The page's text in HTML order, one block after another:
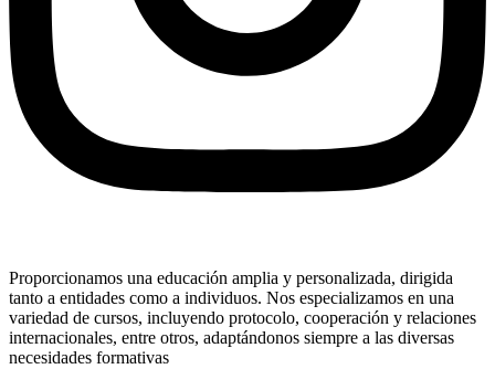
Proporcionamos una educación amplia y personalizada, dirigida
tanto a entidades como a individuos. Nos especializamos en una
variedad de cursos, incluyendo protocolo, cooperación y relaciones
internacionales, entre otros, adaptándonos siempre a las diversas
necesidades formativas